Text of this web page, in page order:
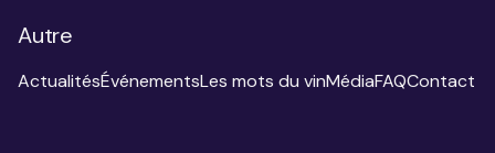
Autre
ActualitésÉvénementsLes mots du vinMédiaFAQContact